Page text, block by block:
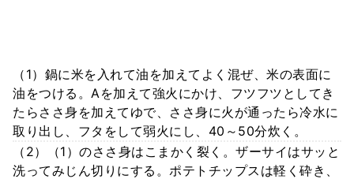
（1）鍋に米を入れて油を加えてよく混ぜ、米の表面に
油をつける。Aを加えて強火にかけ、フツフツとしてき
たらささ身を加えてゆで、ささ身に火が通ったら冷水に
取り出し、フタをして弱火にし、40～50分炊く。
（2）（1）のささ身はこまかく裂く。ザーサイはサッと
洗ってみじん切りにする。ポテトチップスは軽く砕き、